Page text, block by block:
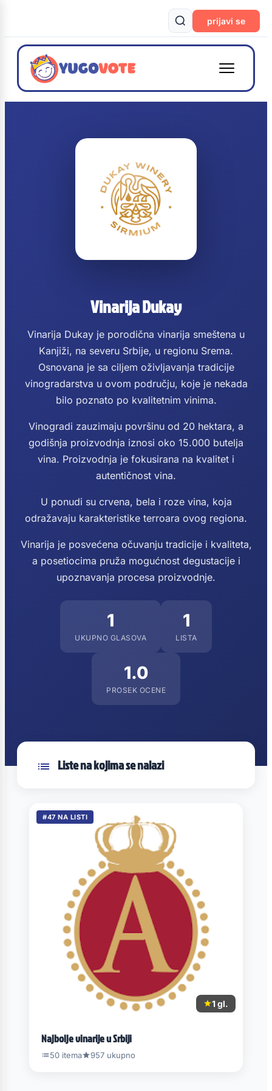
prijavi se
Vinarija Dukay
Vinarija Dukay je porodična vinarija smeštena u
Kanjiži, na severu Srbije, u regionu Srema.
Osnovana je sa ciljem oživljavanja tradicije
vinogradarstva u ovom području, koje je nekada
bilo poznato po kvalitetnim vinima.
Vinogradi zauzimaju površinu od 20 hektara, a
godišnja proizvodnja iznosi oko 15.000 butelja
vina. Proizvodnja je fokusirana na kvalitet i
autentičnost vina.
U ponudi su crvena, bela i roze vina, koja
odražavaju karakteristike terroara ovog regiona.
Vinarija je posvećena očuvanju tradicije i kvaliteta,
a posetiocima pruža mogućnost degustacije i
upoznavanja procesa proizvodnje.
1
UKUPNO GLASOVA
1
LISTA
1.0
PROSEK OCENE
Liste na kojima se nalazi
#47 NA LISTI
1 gl.
Najbolje vinarije u Srbiji
50 itema 957 ukupno